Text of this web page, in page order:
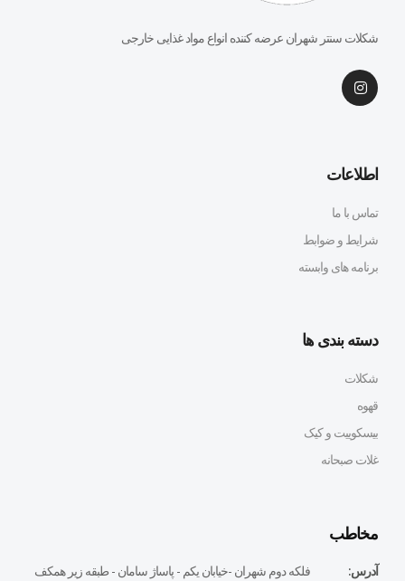
شکلات سنتر شهران عرضه کننده انواع مواد غذایی خارجی
اطلاعات
تماس با ما
شرایط و ضوابط
برنامه های وابسته
دسته بندی ها
شکلات
قهوه
بیسکوییت و کیک
غلات صبحانه
مخاطب
آدرس: فلكه دوم شهران -خيابان يكم - پاساژ سامان - طبقه زير همكف